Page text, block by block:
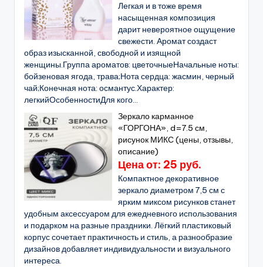
Легкая и в тоже время
насыщенная композиция
дарит невероятное ощущение
свежести. Аромат создаст
образ изысканной, свободной и изящной
женщины.Группа ароматов: цветочныеНачальные ноты:
бойзеновая ягода, трава;Нота сердца: жасмин, черный
чай;Конечная нота: османтус.Характер:
легкийОсобенностиДля кого...
Зеркало карманное
«ГОРГОНА», d=7.5 см,
рисунок МИКС (цены, отзывы,
описание)
Цена от: 25 руб.
Компактное декоративное
зеркало диаметром 7,5 см с
ярким миксом рисунков станет
удобным аксессуаром для ежедневного использования
и подарком на разные праздники. Лёгкий пластиковый
корпус сочетает практичность и стиль, а разнообразие
дизайнов добавляет индивидуальности и визуального
интереса.